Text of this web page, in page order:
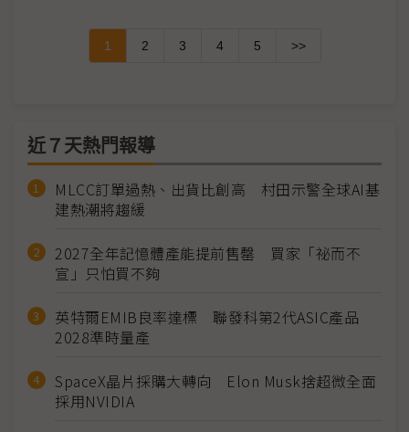
1 2 3 4 5 >>
近７天熱門報導
MLCC訂單過熱、出貨比創高 村田示警全球AI基
建熱潮將趨緩
2027全年記憶體產能提前售罄 買家「祕而不
宣」只怕買不夠
英特爾EMIB良率達標 聯發科第2代ASIC產品
2028準時量產
SpaceX晶片採購大轉向 Elon Musk捨超微全面
採用NVIDIA